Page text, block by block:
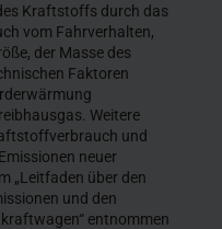
Kraftstoffs durch das
vom Fahrverhalten,
der Masse des
Faktoren
Weitere
und
neuer
„Leitfaden über den
und den
entnommen